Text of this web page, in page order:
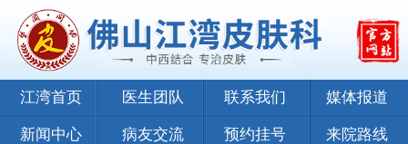
江湾首页 医生团队 联系我们 媒体报道
新闻中心 病友交流 预约挂号 来院路线